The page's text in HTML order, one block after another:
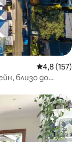
Средна
4,8 (157)
близо до